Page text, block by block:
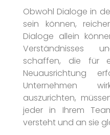
Obwohl Dialoge in
sein können,
Dialoge allein
Verständnisses
schaffen, die für
Neuausrichtung
Unternehmen
auszurichten,
jeder in Ihrem
versteht und an sie